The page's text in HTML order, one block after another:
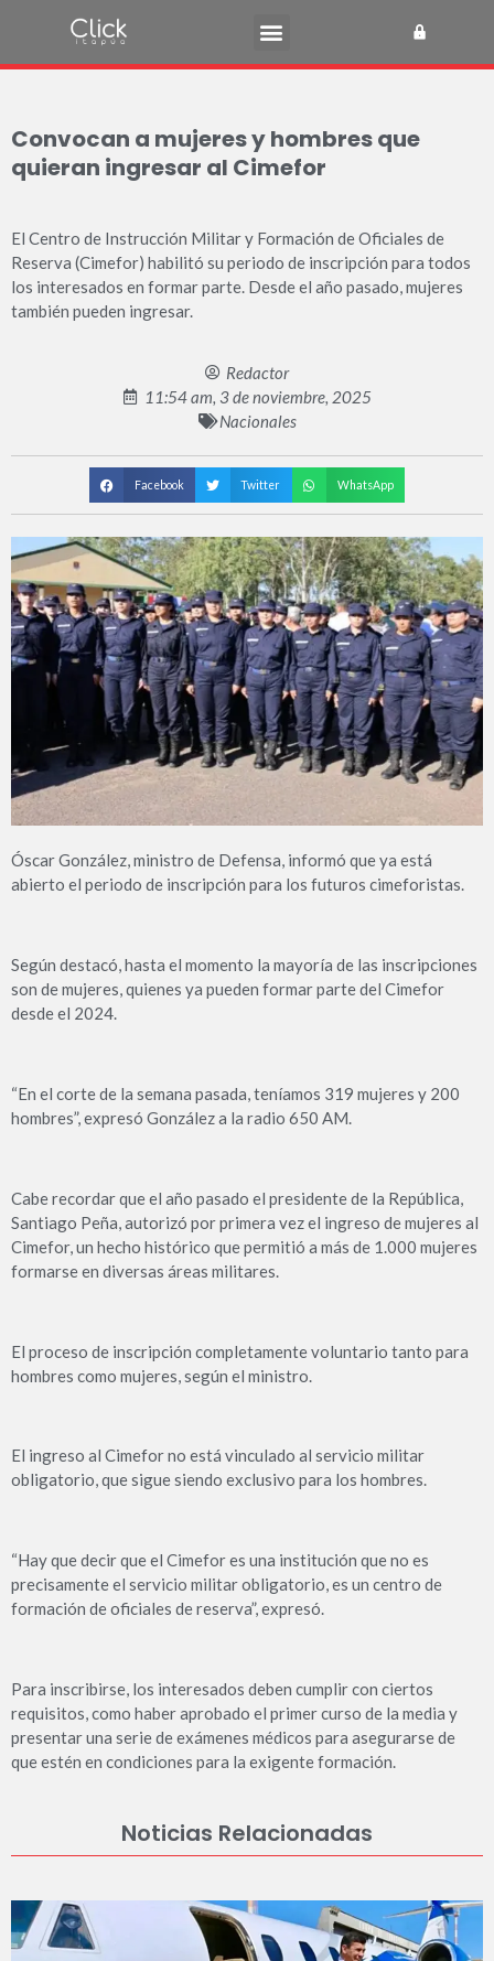
Convocan a mujeres y hombres que
quieran ingresar al Cimefor
El Centro de Instrucción Militar y Formación de Oficiales de
Reserva (Cimefor) habilitó su periodo de inscripción para todos
los interesados en formar parte. Desde el año pasado, mujeres
también pueden ingresar.
Redactor
11:54 am, 3 de noviembre, 2025
Nacionales
Facebook Twitter WhatsApp
Óscar González, ministro de Defensa, informó que ya está
abierto el periodo de inscripción para los futuros cimeforistas.
Según destacó, hasta el momento la mayoría de las inscripciones
son de mujeres, quienes ya pueden formar parte del Cimefor
desde el 2024.
“En el corte de la semana pasada, teníamos 319 mujeres y 200
hombres”, expresó González a la radio 650 AM.
Cabe recordar que el año pasado el presidente de la República,
Santiago Peña, autorizó por primera vez el ingreso de mujeres al
Cimefor, un hecho histórico que permitió a más de 1.000 mujeres
formarse en diversas áreas militares.
El proceso de inscripción completamente voluntario tanto para
hombres como mujeres, según el ministro.
El ingreso al Cimefor no está vinculado al servicio militar
obligatorio, que sigue siendo exclusivo para los hombres.
“Hay que decir que el Cimefor es una institución que no es
precisamente el servicio militar obligatorio, es un centro de
formación de oficiales de reserva”, expresó.
Para inscribirse, los interesados deben cumplir con ciertos
requisitos, como haber aprobado el primer curso de la media y
presentar una serie de exámenes médicos para asegurarse de
que estén en condiciones para la exigente formación.
Noticias Relacionadas